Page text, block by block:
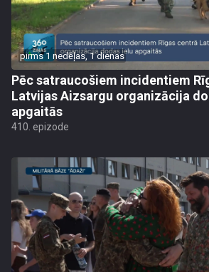
pirms 1 nedēļas, 1 dienas
Pēc satraucošiem incidentiem
Latvijas Aizsargu organizācija
apgaitās
410. epizode